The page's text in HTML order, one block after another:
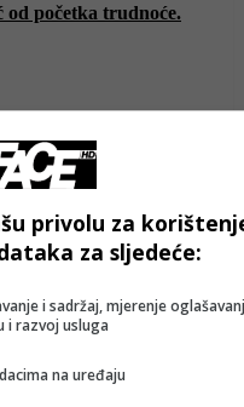
od početka trudnoće.
u odgoju djece?
mjestu!
privolu za
za sljedeće:
i sadržaj, mjerenje
i razvoj usluga
na uređaju